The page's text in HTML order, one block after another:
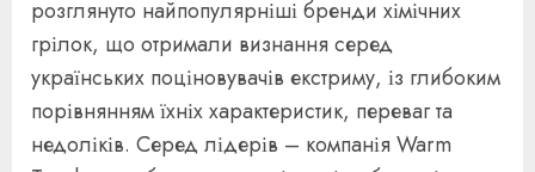
розглянуто найпопулярніші бренди хімічних
грілок, що отримали визнання серед
українських поціновувачів екстриму, із глибоким
порівнянням їхніх характеристик, переваг та
недоліків. Серед лідерів – компанія Warm